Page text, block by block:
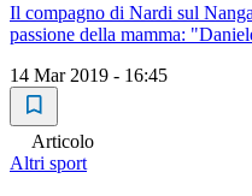
Il compagno di Nardi sul
passione della mamma:
14 Mar 2019 - 16:45
Articolo
Altri sport